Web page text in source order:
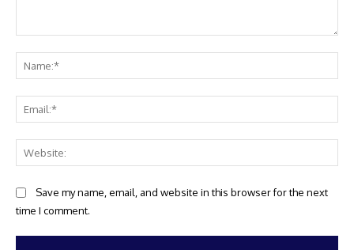
Save my name, email, and website in this browser for the next
time I comment.